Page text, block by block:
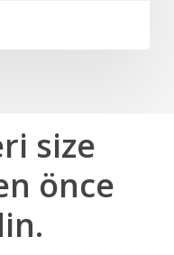
size
önce